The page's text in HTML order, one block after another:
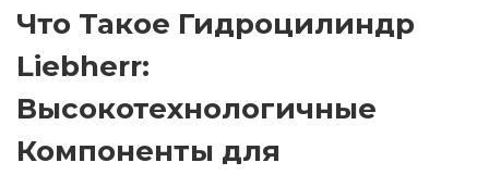
Что Такое Гидроцилиндр
Liebherr:
Высокотехнологичные
Компоненты для